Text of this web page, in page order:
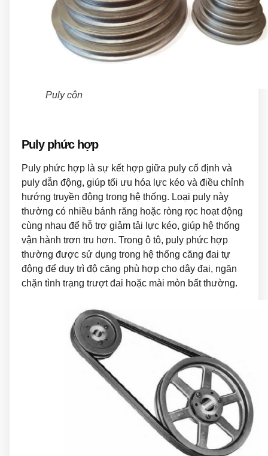
Puly côn
Puly phức hợp
Puly phức hợp là sự kết hợp giữa puly cố định và
puly dẫn động, giúp tối ưu hóa lực kéo và điều chỉnh
hướng truyền động trong hệ thống. Loại puly này
thường có nhiều bánh răng hoặc ròng rọc hoạt động
cùng nhau để hỗ trợ giảm tải lực kéo, giúp hệ thống
vận hành trơn tru hơn. Trong ô tô, puly phức hợp
thường được sử dụng trong hệ thống căng đai tự
động để duy trì độ căng phù hợp cho dây đai, ngăn
chặn tình trạng trượt đai hoặc mài mòn bất thường.